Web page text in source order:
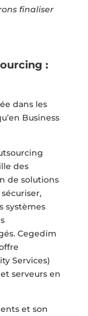
finaliser
:
dans les
Business
des
de solutions
systèmes
Cegedim
Services)
serveurs en
et son